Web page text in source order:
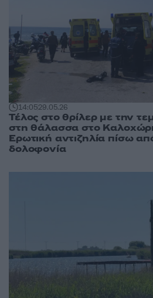
14:0529.05.26
Τέλος στο θρίλερ με την
στη θάλασσα στο
Ερωτική αντιζηλία πίσω
δολοφονία